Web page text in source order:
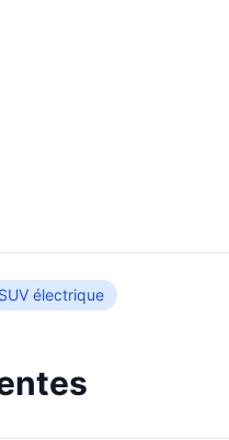
électrique